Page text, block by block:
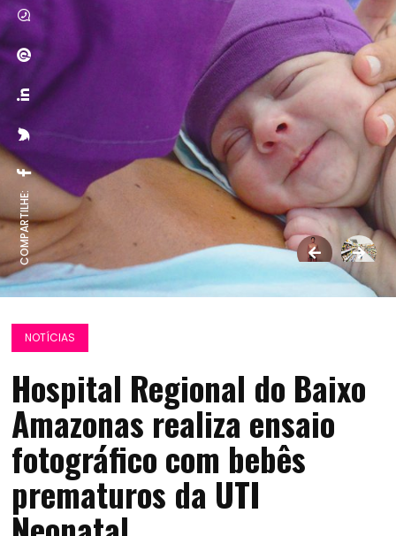
COMPARTILHE:
NOTÍCIAS
Hospital Regional do Baixo
Amazonas realiza ensaio
fotográfico com bebês
prematuros da UTI